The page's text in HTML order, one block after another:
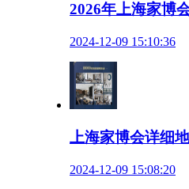
2026年上海家博
2024-12-09 15:10:36
上海家博会详细
2024-12-09 15:08:20